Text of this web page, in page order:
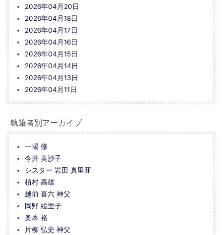
2026年04月20日
2026年04月18日
2026年04月17日
2026年04月16日
2026年04月15日
2026年04月14日
2026年04月13日
2026年04月11日
執筆者別アーカイブ
一場 修
今井 美沙子
シスター 岩田 真里亜
植村 高雄
越前 喜六 神父
岡野 絵里子
奥本 裕
片柳 弘史 神父